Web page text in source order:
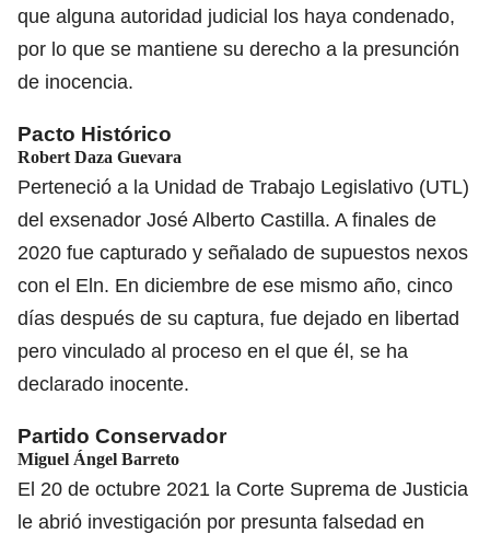
que alguna autoridad judicial los haya condenado,
por lo que se mantiene su derecho a la presunción
de inocencia.
Pacto Histórico
Robert Daza Guevara
Perteneció a la Unidad de Trabajo Legislativo (UTL)
del exsenador José Alberto Castilla. A finales de
2020 fue capturado y señalado de supuestos nexos
con el Eln. En diciembre de ese mismo año, cinco
días después de su captura, fue dejado en libertad
pero vinculado al proceso en el que él, se ha
declarado inocente.
Partido Conservador
Miguel Ángel Barreto
El 20 de octubre 2021 la Corte Suprema de Justicia
le abrió investigación por presunta falsedad en